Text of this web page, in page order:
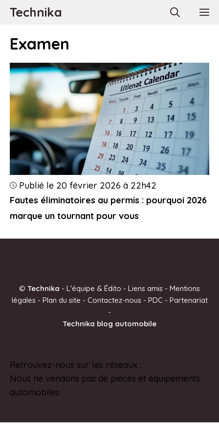
AllerTechnika
Examen
Fautes éliminatoires au permis : pourquoi 2026
marque un tournant pour vous
Publié le 20 février 2026 à 22h42
© Technika - L'équipe & Édito - Liens amis - Mentions
légales- Plan du site - Contactez-nous- PDC - Partenariat
-
Technika blog automobile
Retrouvez-nous sur les réseaux :
Nous ne vendons pas de pièces et équipements
automobiles